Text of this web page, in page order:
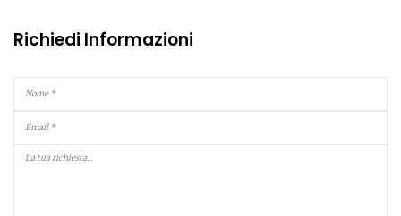
Richiedi Informazioni